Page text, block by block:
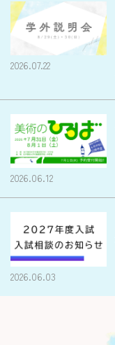
2026.07.22
2026.06.12
2026.06.03